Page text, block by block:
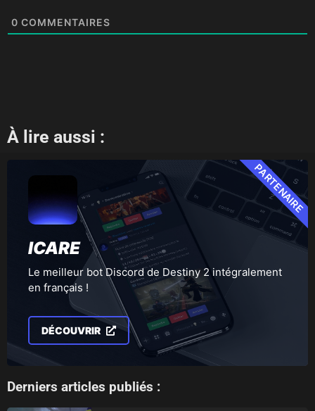
0 COMMENTAIRES
À lire aussi :
ICARE
Le meilleur bot Discord de Destiny 2 intégralement
en français !
DÉCOUVRIR
PARTENAIRE
Derniers articles publiés :